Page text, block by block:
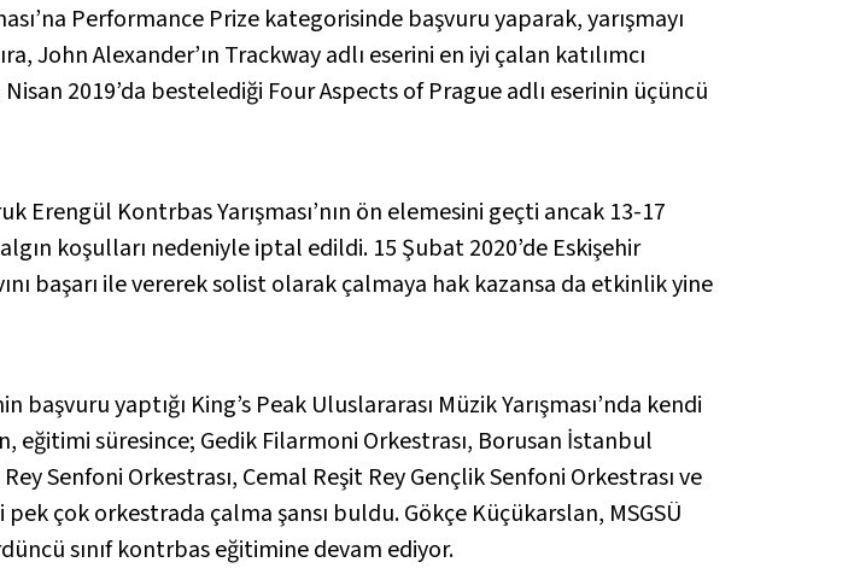
Performance Prize kategorisinde başvuru yaparak, yarışmayı
John Alexander’ın Trackway adlı eserini en iyi çalan katılımcı
2019’da bestelediği Four Aspects of Prague adlı eserinin üçüncü
Kontrbas Yarışması’nın ön elemesini geçti ancak 13-17
koşulları nedeniyle iptal edildi. 15 Şubat 2020’de Eskişehir
başarı ile vererek solist olarak çalmaya hak kazansa da etkinlik yine
yaptığı King’s Peak Uluslararası Müzik Yarışması’nda kendi
süresince; Gedik Filarmoni Orkestrası, Borusan İstanbul
Senfoni Orkestrası, Cemal Reşit Rey Gençlik Senfoni Orkestrası ve
çok orkestrada çalma şansı buldu. Gökçe Küçükarslan, MSGSÜ
sınıf kontrbas eğitimine devam ediyor.